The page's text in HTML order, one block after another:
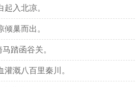
入北凉。
巢而出。
踏函谷关。
溉八百里秦川。